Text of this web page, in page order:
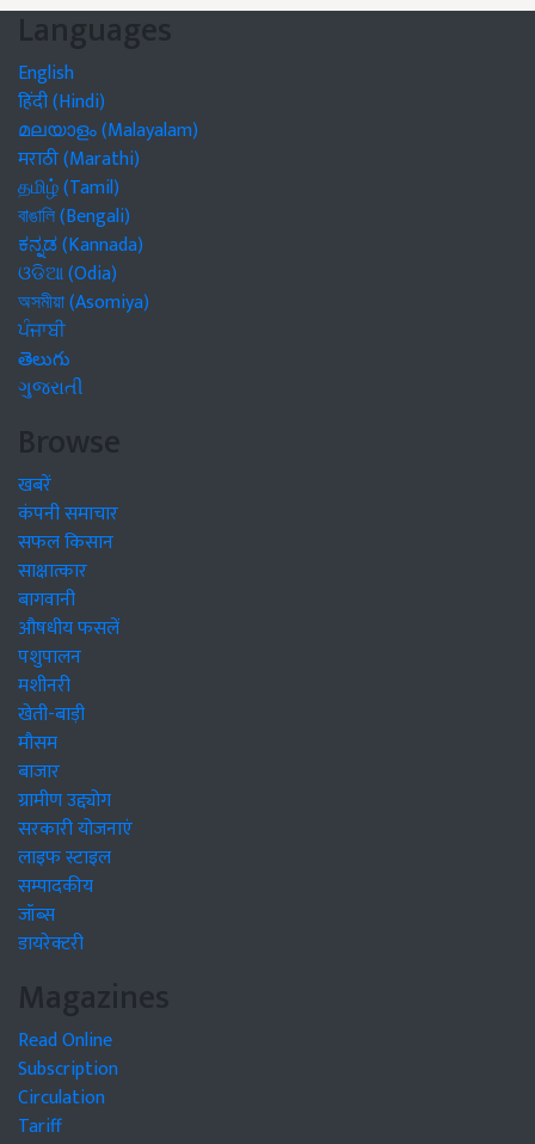
Languages
English
हिंदी (Hindi)
മലയാളം (Malayalam)
मराठी (Marathi)
தமிழ் (Tamil)
বাঙালি (Bengali)
ಕನ್ನಡ (Kannada)
ଓଡିଆ (Odia)
অসমীয়া (Asomiya)
ਪੰਜਾਬੀ
తెలుగు
ગુજરાતી
Browse
खबरें
कंपनी समाचार
सफल किसान
साक्षात्कार
बागवानी
औषधीय फसलें
पशुपालन
मशीनरी
खेती-बाड़ी
मौसम
बाजार
ग्रामीण उद्द्योग
सरकारी योजनाएं
लाइफ स्टाइल
सम्पादकीय
जॉब्स
डायरेक्टरी
Magazines
Read Online
Subscription
Circulation
Tariff